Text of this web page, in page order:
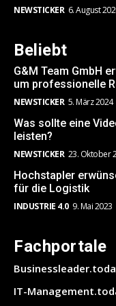
NEWSTICKER 6. August
Beliebt
G&M Team GmbH
um professionelle
NEWSTICKER 5. März 2024
Was sollte eine
leisten?
NEWSTICKER 23. Oktober
Hochstapler
für die Logistik
INDUSTRIE 4.0 9. Mai 2023
Fachportale
IT-